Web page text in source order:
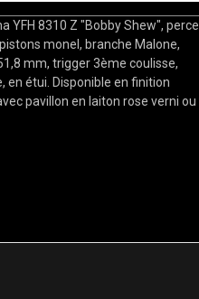
YFH 8310 Z "Bobby Shew", perce
monel, branche Malone,
mm, trigger 3ème coulisse,
en étui. Disponible en finition
pavillon en laiton rose verni ou